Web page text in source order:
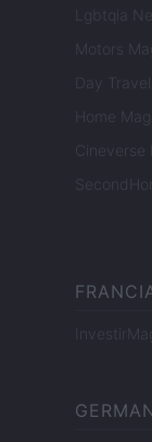
Lgbtqia
Motors
Day
Home
Cineverse